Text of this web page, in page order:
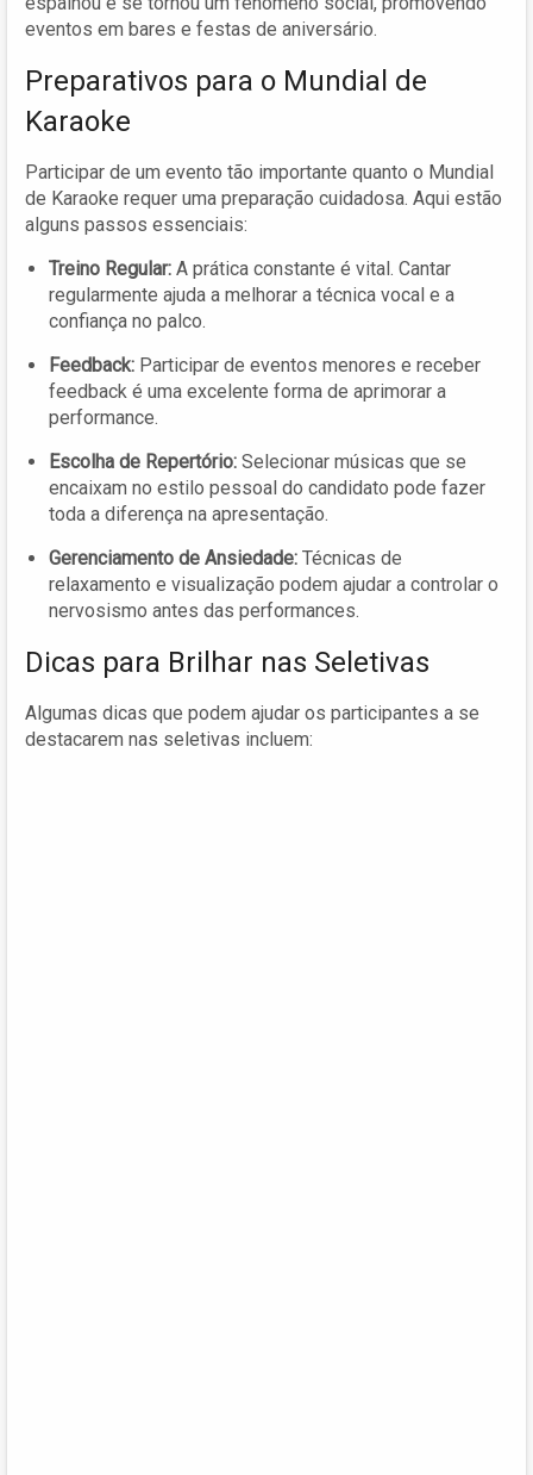
eventos em bares e festas de aniversário.
Preparativos para o Mundial de
Karaoke
Participar de um evento tão importante quanto o Mundial
de Karaoke requer uma preparação cuidadosa. Aqui estão
alguns passos essenciais:
Treino Regular: A prática constante é vital. Cantar
regularmente ajuda a melhorar a técnica vocal e a
confiança no palco.
Feedback: Participar de eventos menores e receber
feedback é uma excelente forma de aprimorar a
performance.
Escolha de Repertório: Selecionar músicas que se
encaixam no estilo pessoal do candidato pode fazer
toda a diferença na apresentação.
Gerenciamento de Ansiedade: Técnicas de
relaxamento e visualização podem ajudar a controlar o
nervosismo antes das performances.
Dicas para Brilhar nas Seletivas
Algumas dicas que podem ajudar os participantes a se
destacarem nas seletivas incluem: